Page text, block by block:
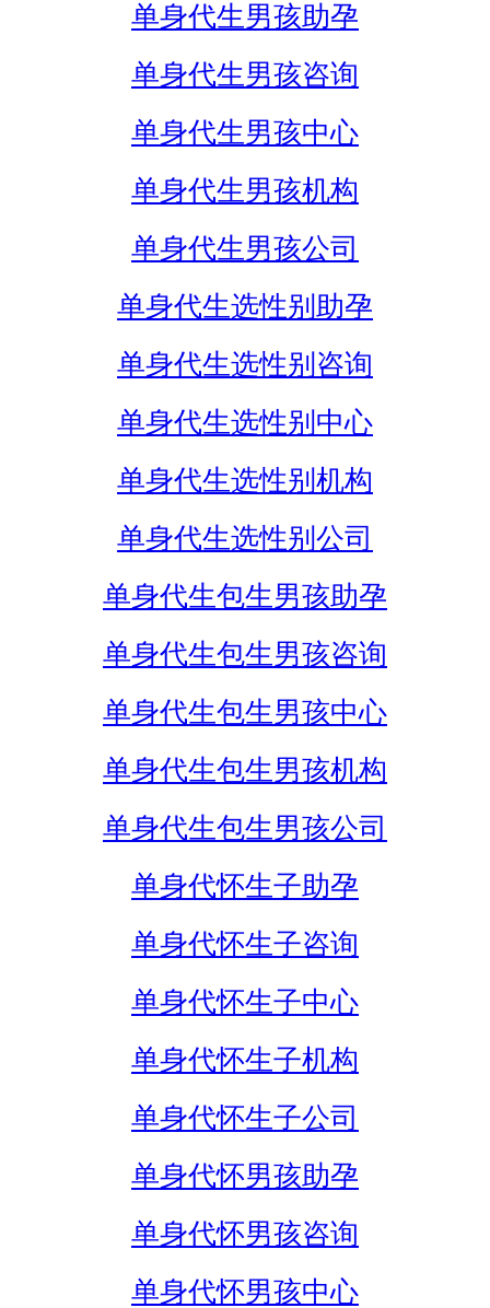
单身代生男孩助孕
单身代生男孩咨询
单身代生男孩中心
单身代生男孩机构
单身代生男孩公司
单身代生选性别助孕
单身代生选性别咨询
单身代生选性别中心
单身代生选性别机构
单身代生选性别公司
单身代生包生男孩助孕
单身代生包生男孩咨询
单身代生包生男孩中心
单身代生包生男孩机构
单身代生包生男孩公司
单身代怀生子助孕
单身代怀生子咨询
单身代怀生子中心
单身代怀生子机构
单身代怀生子公司
单身代怀男孩助孕
单身代怀男孩咨询
单身代怀男孩中心